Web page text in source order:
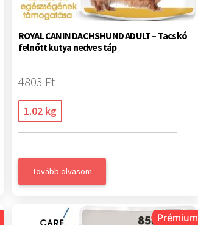
ROYAL CANIN DACHSHUND ADULT – Tacskó
felnőtt kutya nedves táp
4803 Ft
1.02 kg
Tovább olvasom
Prémium